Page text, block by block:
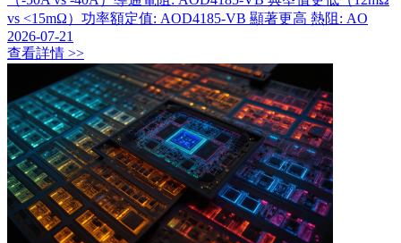
vs <15mΩ）功率額定值: AOD4185-VB 顯著更高 熱阻: AO
2026-07-21
查看詳情 >>